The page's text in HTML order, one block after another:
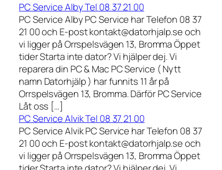
PC Service Alby Tel 08 37 21 00
PC Service Alby PC Service har Telefon 08 37
21 00 och E-post kontakt@datorhjalp.se och
vi ligger på Orrspelsvägen 13, Bromma Öppet
tider Starta inte dator? Vi hjälper dej. Vi
reparera din PC & Mac PC Service ( Nytt
namn Datorhjälp ) har funnits 11 år på
Orrspelsvägen 13, Bromma. Därför PC Service
Låt oss […]
PC Service Alvik Tel 08 37 21 00
PC Service Alvik PC Service har Telefon 08 37
21 00 och E-post kontakt@datorhjalp.se och
vi ligger på Orrspelsvägen 13, Bromma Öppet